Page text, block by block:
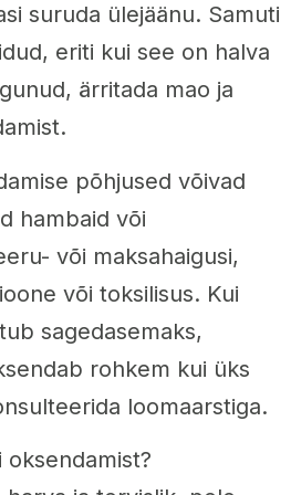
suruda ülejäänu. Samuti
eriti kui see on halva
ärritada mao ja
põhjused võivad
hambaid või
või maksahaigusi,
või toksilisus. Kui
sagedasemaks,
rohkem kui üks
loomaarstiga.
oksendamist?